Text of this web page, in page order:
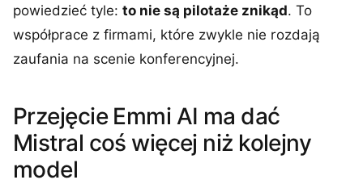
powiedzieć tyle: to nie są pilotaże znikąd. To
współprace z firmami, które zwykle nie rozdają
zaufania na scenie konferencyjnej.
Przejęcie Emmi AI ma dać
Mistral coś więcej niż kolejny
model